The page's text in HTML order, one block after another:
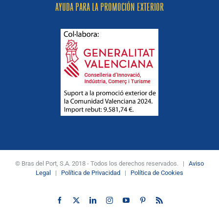
AYUDA PARA LA PROMOCIÓN EXTERIOR
© Bras del Port, S.A. 2018 - Todos los derechos reservados. | Aviso
Legal | Política de Privacidad | Política de Cookies
Facebook LinkedInInstagramYouTubePinterest